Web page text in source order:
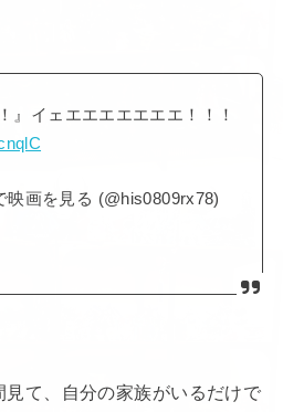
』イェエエエエエエエ！！！
画を見る (@his0809rx78)
見て、自分の家族がいるだけで